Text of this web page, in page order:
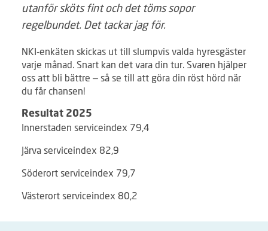
utanför sköts fint och det töms sopor
regelbundet. Det tackar jag för.
NKI-enkäten skickas ut till slumpvis valda hyresgäster
varje månad. Snart kan det vara din tur. Svaren hjälper
oss att bli bättre – så se till att göra din röst hörd när
du får chansen!
Resultat 2025
Innerstaden serviceindex 79,4
Järva serviceindex 82,9
Söderort serviceindex 79,7
Västerort serviceindex 80,2